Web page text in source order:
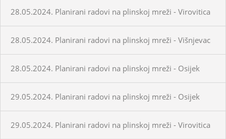
28.05.2024. Planirani radovi na plinskoj mreži - Virovitica
28.05.2024. Planirani radovi na plinskoj mreži - Višnjevac
28.05.2024. Planirani radovi na plinskoj mreži - Osijek
29.05.2024. Planirani radovi na plinskoj mreži - Osijek
29.05.2024. Planirani radovi na plinskoj mreži - Virovitica